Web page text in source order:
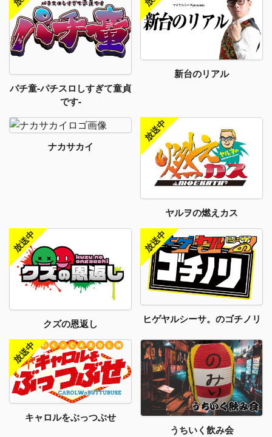
パチ童-パチスロしすぎて童貞
です-
新台のリアル
ナカサカイ
ヤルヲの燃えカス
クズの恩返し ヒゲヤルシーサ。のゴチノリ
キャロルをぶっつぶせ
うちいく飲み会